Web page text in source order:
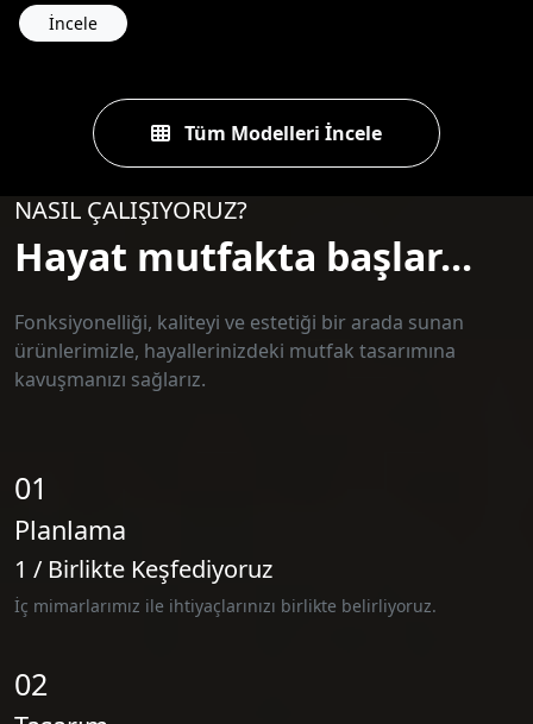
İncele
Tüm Modelleri İncele
NASIL ÇALIŞIYORUZ?
Hayat mutfakta başlar...
Fonksiyonelliği, kaliteyi ve estetiği bir arada sunan
ürünlerimizle, hayallerinizdeki mutfak tasarımına
kavuşmanızı sağlarız.
01
Planlama
1 / Birlikte Keşfediyoruz
İç mimarlarımız ile ihtiyaçlarınızı birlikte belirliyoruz.
02